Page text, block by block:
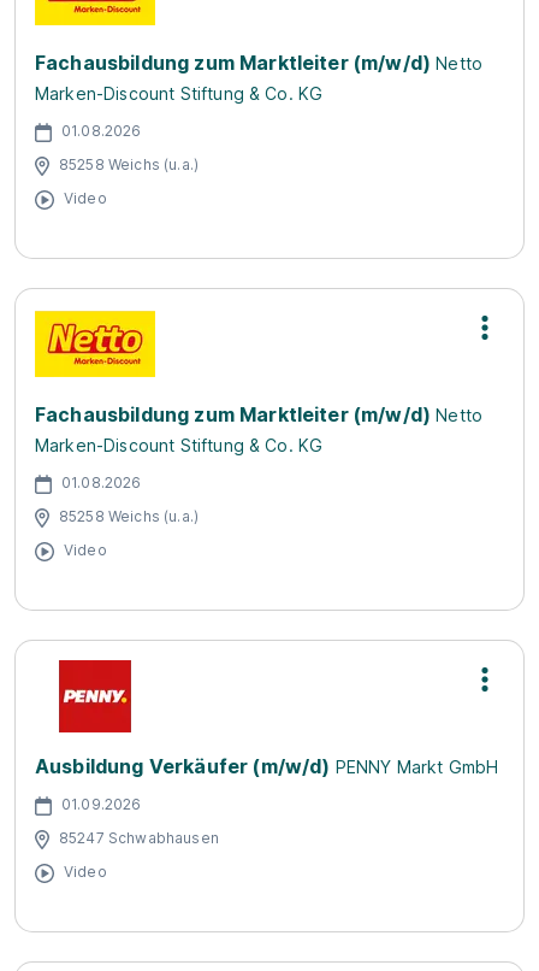
Fachausbildung zum Marktleiter (m/w/d) Netto
Marken-Discount Stiftung & Co. KG
01.08.2026
85258 Weichs (u.a.)
Video
Fachausbildung zum Marktleiter (m/w/d) Netto
Marken-Discount Stiftung & Co. KG
01.08.2026
85258 Weichs (u.a.)
Video
Ausbildung Verkäufer (m/w/d) PENNY Markt GmbH
01.09.2026
85247 Schwabhausen
Video